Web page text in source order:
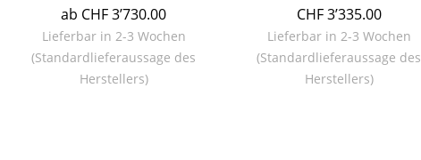
Zuhause
ab CHF 3’730.00
Lieferbar in 2-3 Wochen
(Standardlieferaussage des
Herstellers)
CHF 3’335.00
Lieferbar in 2-3 Wochen
(Standardlieferaussage des
Herstellers)